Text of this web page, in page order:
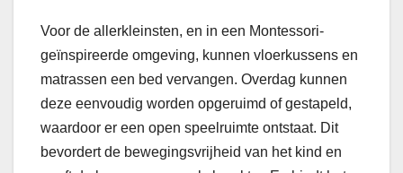
Voor de allerkleinsten, en in een Montessori-
geïnspireerde omgeving, kunnen vloerkussens en
matrassen een bed vervangen. Overdag kunnen
deze eenvoudig worden opgeruimd of gestapeld,
waardoor er een open speelruimte ontstaat. Dit
bevordert de bewegingsvrijheid van het kind en